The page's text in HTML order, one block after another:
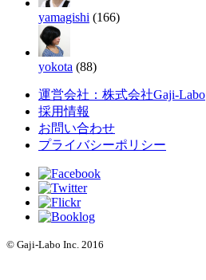
yamagishi (166)
yokota (88)
運営会社：株式会社Gaji-Labo
採用情報
お問い合わせ
プライバシーポリシー
© Gaji-Labo Inc. 2016